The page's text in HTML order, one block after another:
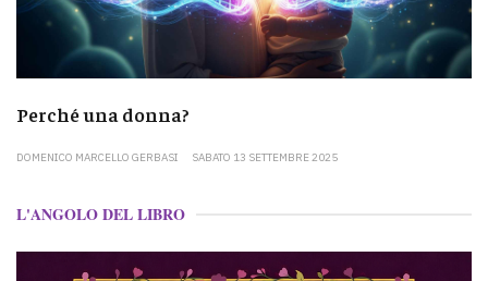
Perché una donna?
DOMENICO MARCELLO GERBASI SABATO 13 SETTEMBRE 2025
L'ANGOLO DEL LIBRO